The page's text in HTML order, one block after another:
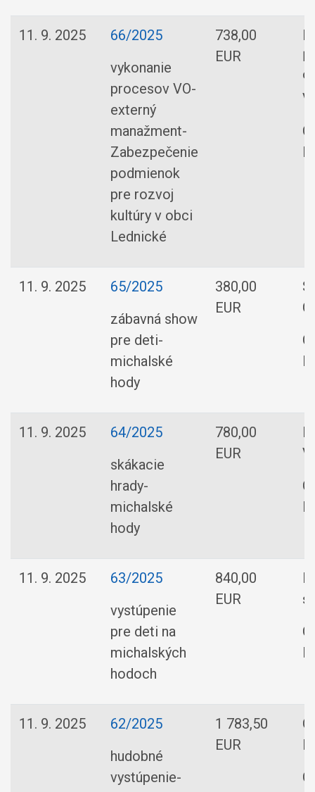
11. 9. 2025
66/2025
vykonanie
procesov VO-
externý
manažment-
Zabezpečenie
podmienok
pre rozvoj
kultúry v obci
Lednické
738,00
EUR
11. 9. 2025
65/2025
zábavná show
pre deti-
michalské
hody
380,00
EUR
11. 9. 2025
64/2025
skákacie
hrady-
michalské
hody
780,00
EUR
11. 9. 2025
63/2025
vystúpenie
pre deti na
michalských
hodoch
840,00
EUR
11. 9. 2025
62/2025
hudobné
vystúpenie-
1 783,50
EUR